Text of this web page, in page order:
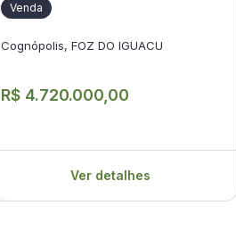
Venda
Cognópolis, FOZ DO IGUACU
R$ 4.720.000,00
Ver detalhes